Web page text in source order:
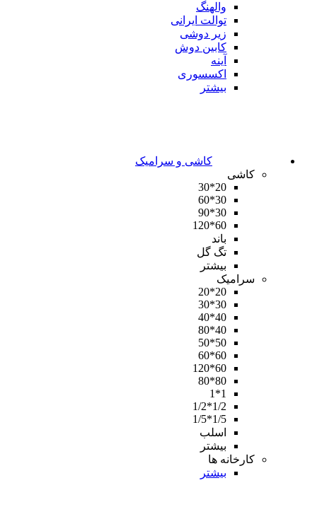
والهنگ
توالت ایرانی
زیر دوشی
کابین دوش
آینه
اکسسوری
بیشتر
کاشی و سرامیک
کاشی
20*30
30*60
30*90
60*120
باند
تگ گل
بیشتر
سرامیک
20*20
30*30
40*40
40*80
50*50
60*60
60*120
80*80
1*1
1/2*1/2
1/5*1/5
اسلب
بیشتر
کارخانه ها
بیشتر